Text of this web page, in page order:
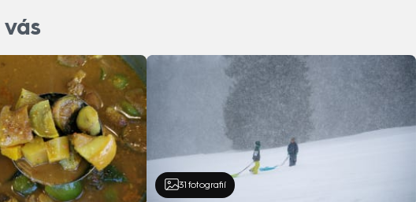
31 fotografií